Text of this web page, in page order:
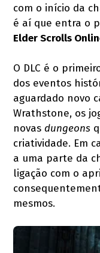
com o início da
é aí que entra o
Elder Scrolls
O DLC é o
dos eventos
aguardado novo
Wrathstone, os
novasdungeons
criatividade. Em
a uma parte da
ligação com o
mesmos.